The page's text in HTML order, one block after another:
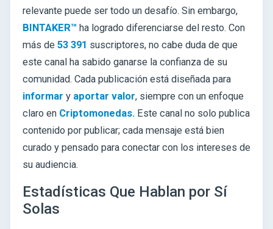
relevante puede ser todo un desafío. Sin embargo,
BINTAKER™ ha logrado diferenciarse del resto. Con
más de 53 391 suscriptores, no cabe duda de que
este canal ha sabido ganarse la confianza de su
comunidad. Cada publicación está diseñada para
informar y aportar valor, siempre con un enfoque
claro en Criptomonedas. Este canal no solo publica
contenido por publicar; cada mensaje está bien
curado y pensado para conectar con los intereses de
su audiencia.
Estadísticas Que Hablan por Sí
Solas